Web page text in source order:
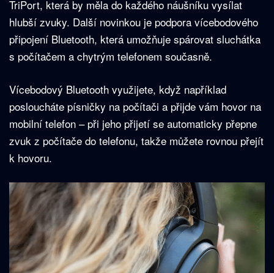
TriPort, která by měla do každého náušníku vysílat
hlubší zvuky. Další novinkou je podpora vícebodového
připojení Bluetooth, která umožňuje spárovat sluchátka
s počítačem a chytrým telefonem současně.
Vícebodový Bluetooth využijete, když například
posloucháte písničky na počítači a přijde vám hovor na
mobilní telefon – při jeho přijetí se automaticky přepne
zvuk z počítače do telefonu, takže můžete rovnou přejít
k hovoru.